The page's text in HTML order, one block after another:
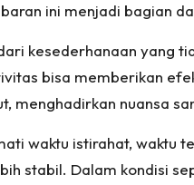
ini menjadi bagian
kesederhanaan yang
bisa memberikan
menghadirkan nuansa
waktu istirahat, waktu
stabil. Dalam kondisi